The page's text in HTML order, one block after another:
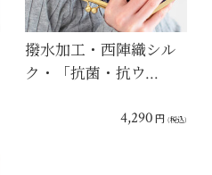
撥水加工・西陣織シル
ク・「抗菌・抗ウ…
4,290 円 (税込)